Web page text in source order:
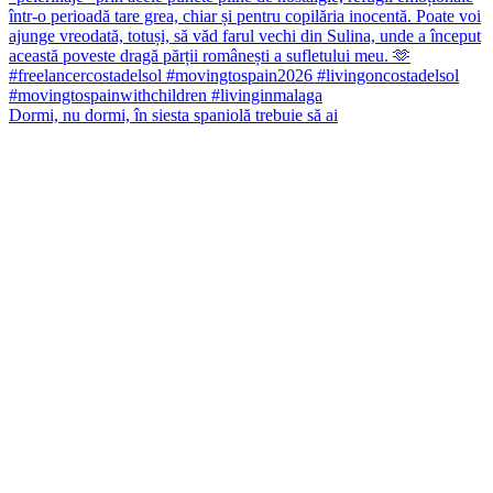
Dormi, nu dormi, în siesta spaniolă trebuie să ai